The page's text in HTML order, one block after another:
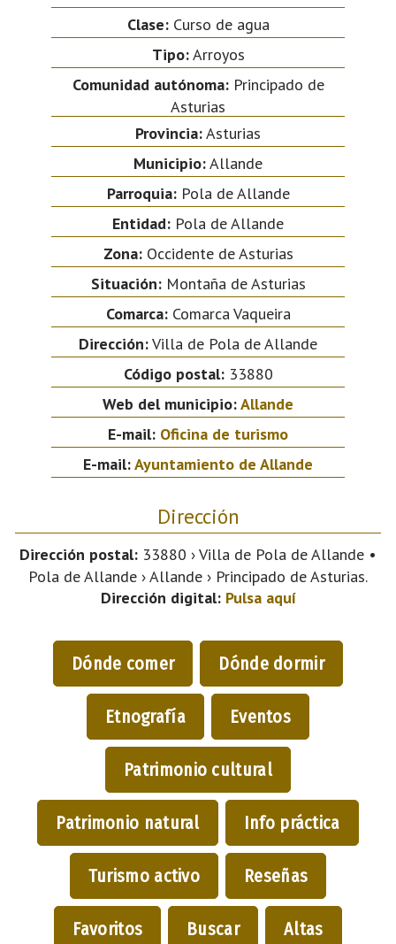
Clase:Curso de agua
Tipo:Arroyos
Comunidad autónoma:Principado de
Asturias
Provincia:Asturias
Municipio:Allande
Parroquia:Pola de Allande
Entidad: Pola de Allande
Zona:Occidente de Asturias
Situación:Montaña de Asturias
Comarca:Comarca Vaqueira
Dirección:Villa de Pola de Allande
Código postal:33880
Web del municipio:Allande
E-mail: Oficina de turismo
E-mail:Ayuntamiento de Allande
Dirección
Dirección postal: 33880 › Villa de Pola de Allande •
Pola de Allande › Allande › Principado de Asturias.
Dirección digital: Pulsa aquí
Dónde comer Dónde dormir
Etnografía Eventos
Patrimonio cultural
Patrimonio natural Info práctica
Turismo activo Reseñas
Favoritos Buscar Altas